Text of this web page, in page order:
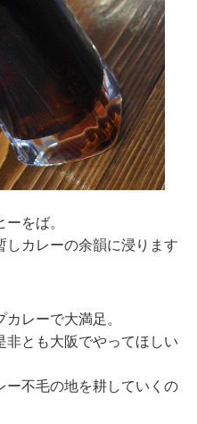
をば。
しカレーの余韻に浸ります
レーで大満足。
非とも大阪でやってほしい
ー不毛の地を耕していくの